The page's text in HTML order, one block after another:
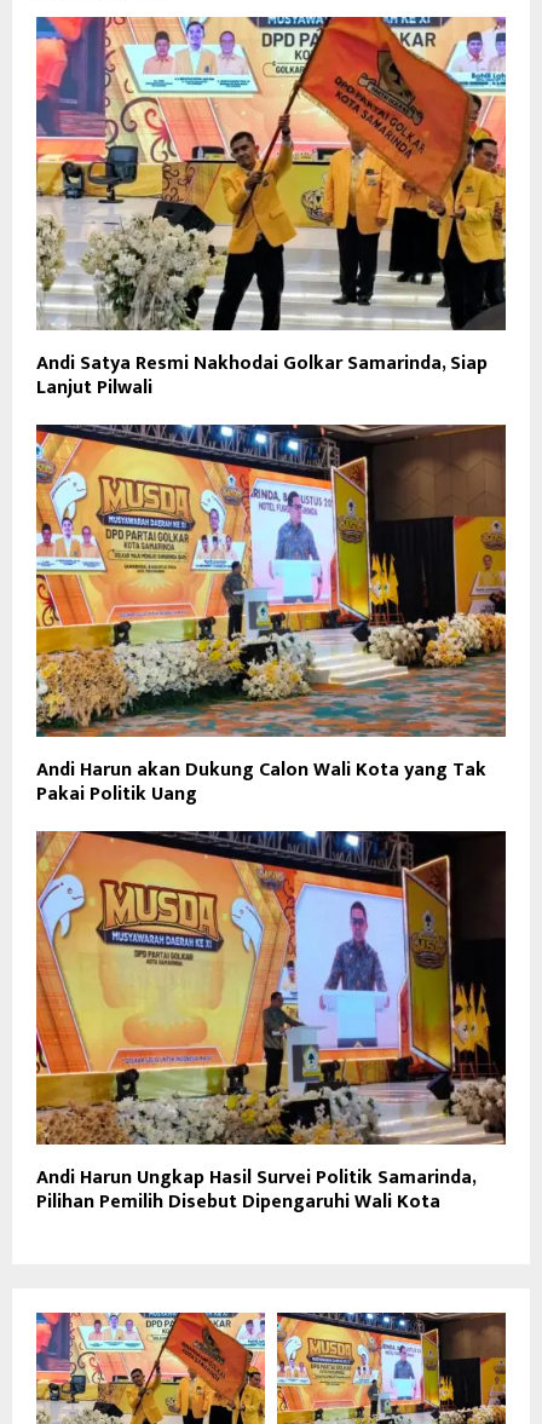
Andi Satya Resmi Nakhodai Golkar Samarinda, Siap
Lanjut Pilwali
Andi Harun akan Dukung Calon Wali Kota yang Tak
Pakai Politik Uang
Andi Harun Ungkap Hasil Survei Politik Samarinda,
Pilihan Pemilih Disebut Dipengaruhi Wali Kota